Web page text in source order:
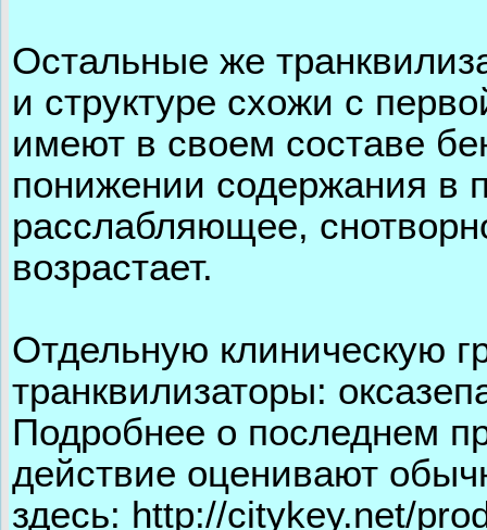
Остальные же
и структуре схожи с
имеют в своем составе
понижении содержания в
расслабляющее,
возрастает.
Отдельную клиническую
транквилизаторы:
Подробнее о последнем
действие оценивают
здесь: http://citykey.net/